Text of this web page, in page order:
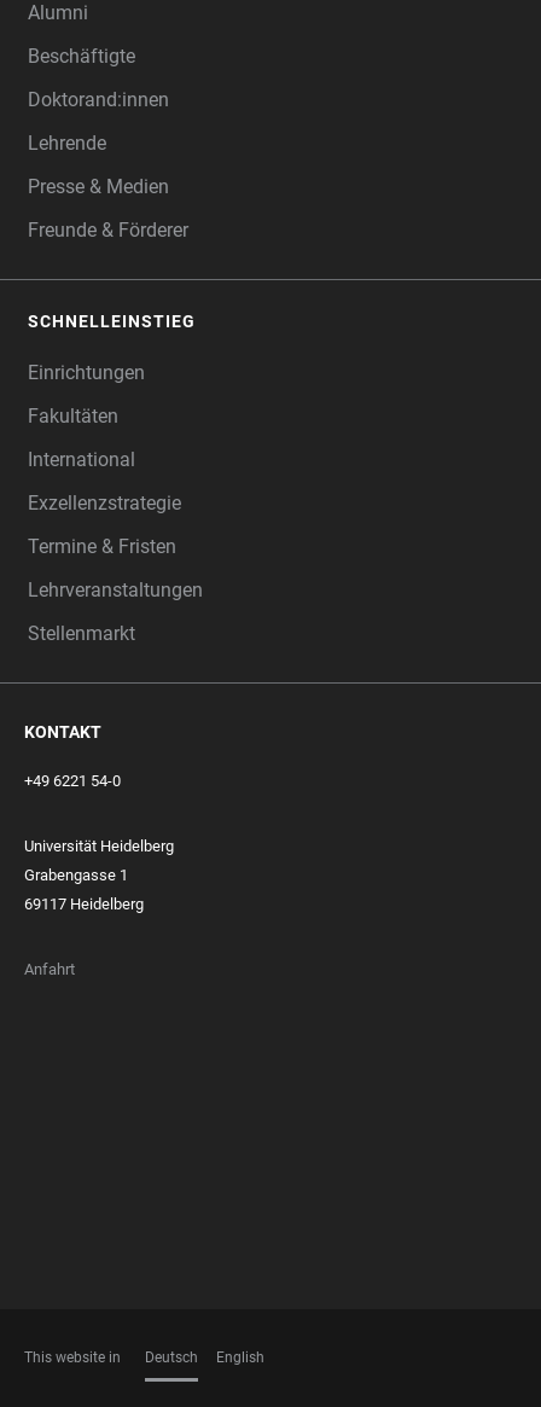
Alumni
Beschäftigte
Doktorand:innen
Lehrende
Presse & Medien
Freunde & Förderer
SCHNELLEINSTIEG
Einrichtungen
Fakultäten
International
Exzellenzstrategie
Termine & Fristen
Lehrveranstaltungen
Stellenmarkt
KONTAKT
+49 6221 54-0
Universität Heidelberg
Grabengasse 1
69117 Heidelberg
Anfahrt
This website in Deutsch English